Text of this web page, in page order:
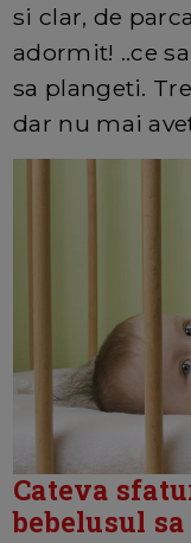
si clar, de
adormit! ..ce
sa plangeti.
dar nu mai
Cateva
bebelusul